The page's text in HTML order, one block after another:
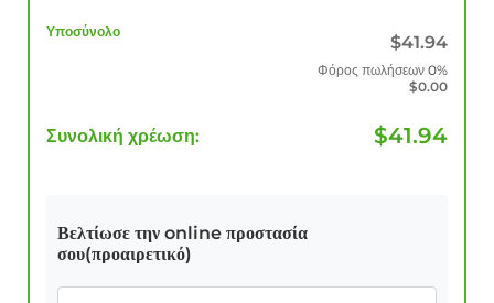
Υποσύνολο
$41.94
Φόρος πωλήσεων 0%
$0.00
Συνολική χρέωση: $41.94
Βελτίωσε την online προστασία
σου(προαιρετικό)